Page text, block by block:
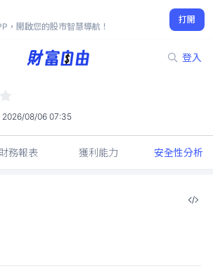
，開啟您的股市智慧導航！
打開
登入
-
2026/08/06 07:35
財務報表 獲利能力 安全性分析